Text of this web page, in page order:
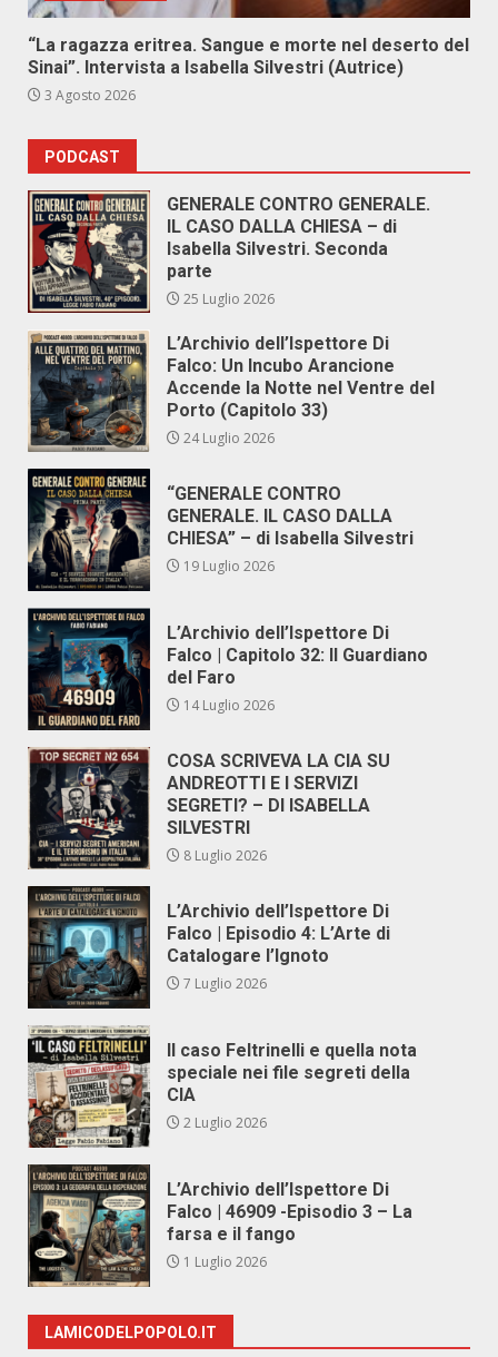
“La ragazza eritrea. Sangue e morte nel deserto del
Sinai”. Intervista a Isabella Silvestri (Autrice)
3 Agosto 2026
PODCAST
GENERALE CONTRO GENERALE.
IL CASO DALLA CHIESA – di
Isabella Silvestri. Seconda
parte
25 Luglio 2026
L’Archivio dell’Ispettore Di
Falco: Un Incubo Arancione
Accende la Notte nel Ventre del
Porto (Capitolo 33)
24 Luglio 2026
“GENERALE CONTRO
GENERALE. IL CASO DALLA
CHIESA” – di Isabella Silvestri
19 Luglio 2026
L’Archivio dell’Ispettore Di
Falco | Capitolo 32: Il Guardiano
del Faro
14 Luglio 2026
COSA SCRIVEVA LA CIA SU
ANDREOTTI E I SERVIZI
SEGRETI? – DI ISABELLA
SILVESTRI
8 Luglio 2026
L’Archivio dell’Ispettore Di
Falco | Episodio 4: L’Arte di
Catalogare l’Ignoto
7 Luglio 2026
Il caso Feltrinelli e quella nota
speciale nei file segreti della
CIA
2 Luglio 2026
L’Archivio dell’Ispettore Di
Falco | 46909 -Episodio 3 – La
farsa e il fango
1 Luglio 2026
LAMICODELPOPOLO.IT